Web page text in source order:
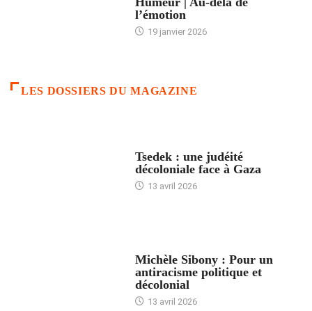
l’émotion
19 janvier 2026
LES DOSSIERS DU MAGAZINE
Tsedek : une judéité
décoloniale face à Gaza
13 avril 2026
Michèle Sibony : Pour un
antiracisme politique et
décolonial
13 avril 2026